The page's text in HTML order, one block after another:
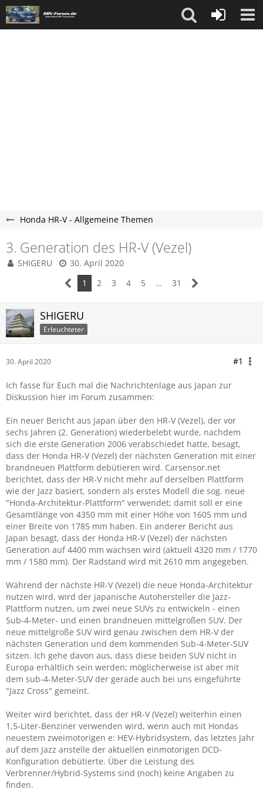
Honda HR-V - Allgemeine Themen
3. Generation des HR-V (Vezel)
SHIGERU
30. April 2020
1
2 3 4 5 … 31
SHIGERU
Erleuchteter
30. April 2020 #1
Ich fasse für Euch mal die Nachrichtenlage aus Japan zur
Diskussion hier im Forum zusammen:
Ein neuer Bericht aus Japan über den HR-V (Vezel), der vor
sechs Jahren (2. Generation) wiederbelebt wurde, nachdem
sich die erste Generation 2006 verabschiedet hatte, besagt,
dass der Honda HR-V (Vezel) der nächsten Generation mit einer
brandneuen Plattform debütieren wird. Carsensor.net
berichtet, dass der HR-V nicht mehr auf derselben Plattform
wie der Jazz basiert, sondern als erstes Modell die sog. neue
"Honda-Architektur-Plattform" verwendet; damit soll er eine
Gesamtlänge von 4350 mm mit einer Höhe von 1605 mm und
einer Breite von 1785 mm haben. Ein anderer Bericht aus
Japan besagt, dass der Honda HR-V (Vezel) der nächsten
Generation auf 4400 mm wachsen wird (aktuell 4320 mm / 1770
mm / 1580 mm). Der Radstand wird mit 2610 mm angegeben.
Während der nächste HR-V (Vezel) die neue Honda-Architektur
nutzen wird, wird der japanische Autohersteller die Jazz-
Plattform nutzen, um zwei neue SUVs zu entwickeln - einen
Sub-4-Meter- und einen brandneuen mittelgroßen SUV. Der
neue mittelgroße SUV wird genau zwischen dem HR-V der
nächsten Generation und dem kommenden Sub-4-Meter-SUV
sitzen. Ich gehe davon aus, dass diese beiden SUV nicht in
Europa erhältlich sein werden; möglicherweise ist aber mit
dem sub-4-Meter-SUV der gerade auch bei uns eingeführte
"Jazz Cross" gemeint.
Weiter wird berichtet, dass der HR-V (Vezel) weiterhin einen
1,5-Liter-Benziner verwenden wird, wenn auch mit Hondas
neuestem zweimotorigen e: HEV-Hybridsystem, das letztes Jahr
auf dem Jazz anstelle der aktuellen einmotorigen DCD-
Konfiguration debütierte. Über die Leistung des
Verbrenner/Hybrid-Systems sind (noch) keine Angaben zu
finden.